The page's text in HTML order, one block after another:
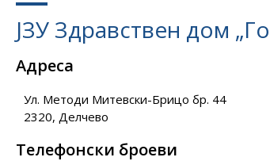
ЈЗУ Здравствен дом
Адреса
Ул. Методи Митевски-Брицо бр. 44
2320, Делчево
Телефонски броеви